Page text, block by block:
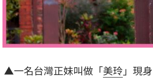
三立iNEWS新聞台線上直播 18:00
商場戰國來臨 台中「頂奢大道」逐漸
「拍片人的多重宇宙」職涯論壇9/12登
▲一名台灣正妹叫做「美玲 」現